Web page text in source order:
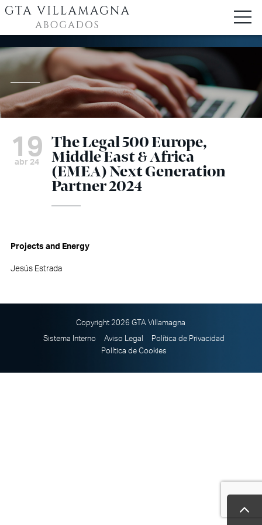
19
abr 24
The Legal 500 Europe,
Middle East & Africa
(EMEA) Next Generation
Partner 2024
Projects and Energy
Jesús Estrada
Copyright 2026 GTA Villamagna
Sistema Interno Aviso Legal
Política de Privacidad
Política de Cookies